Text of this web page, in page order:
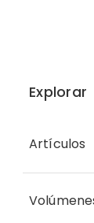
Explorar
Artículos